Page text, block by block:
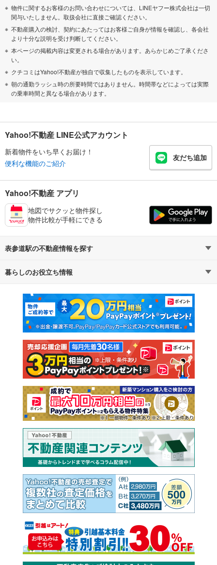
物件に関するお客様のお問い合わせについては、LINEヤフー株式会社は一切
関与いたしません。取扱会社に直接ご確認ください。
不動産購入の検討、契約にあたってはお客様ご自身が情報を確認し、各会社
より十分な説明を受け判断してください。
本ページの掲載内容は変更される場合があります。あらかじめご了承くださ
い。
クチコミはYahoo!不動産が独自で収集したものを表示しています。
朝の通勤ラッシュ時の所要時間ではありません。時間帯などによっては実際
の乗車時間と異なる場合があります。
Yahoo!不動産 LINE公式アカウント
新着物件をいち早くお届け！
便利な機能のご紹介
友だち追加
Yahoo!不動産 アプリ
地図でサクッと物件探し
物件比較が手軽にできる
表参道駅の不動産情報を探す
不動産・住宅
新築マンション 中古マンション
新築一戸建て 中古一戸建て
注文住宅 土地
売却査定
暮らしのお役立ち情報
マンションカタログ 教えて！住まいの先生